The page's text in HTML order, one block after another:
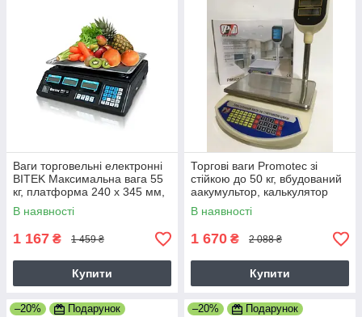
Ваги торговельні електронні
BITEK Максимальна вага 55
кг, платформа 240 x 345 мм,
чорні (BT-208TP 6940)
В наявності
1 167 ₴ 1 459 ₴
Купити
Торгові ваги Promotec зі
стійкою до 50 кг, вбудований
аакумультор, калькулятор
підрахунок цін
В наявності
1 670 ₴ 2 088 ₴
Купити
–20% Подарунок –20% Подарунок